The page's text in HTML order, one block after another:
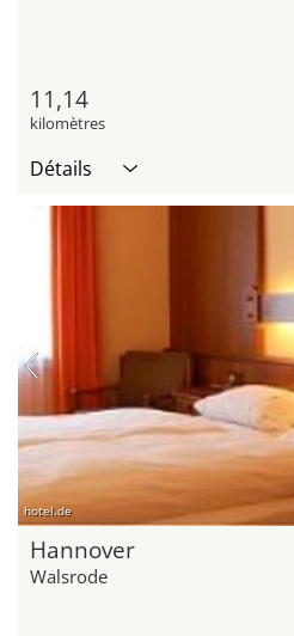
11,14
kilomètres
Détails
hotel.de
Hannover
Walsrode